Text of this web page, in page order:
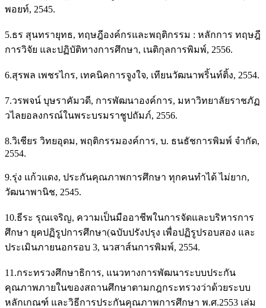
พอยท์, 2545.
5.ธร สุนทรายุทธ, ทฤษฎีองค์กรและพฤติกรรม : หลักการ ทฤษฎี
การวิจัย และปฏิบัติทางการศึกษา, เนติกุลการพิมพ์, 2556.
6.สุรพล เพชรไกร, เทคนิคการจูงใจ, เทียนวัฒนาพริ้นท์ติ้ง, 2554.
7.วรพจน์ บุษราคัมวดี, การพัฒนาองค์การ, มหาวิทยาลัยราชภัฏ
วไลยอลงกรณ์ในพระบรมราชูปถัมภ์, 2556.
8.วิเชียร วิทยอุดม, พฤติกรรมองค์การ, บ. ธนธัชการพิมพ์ จำกัด,
2554.
9.รุ่ง แก้วแดง, ประกันคุณภาพการศึกษา ทุกคนทำได้ ไม่ยาก,
วัฒนาพานิช, 2545.
10.ธีระ รุณเจริญ, ความเป็นมืออาชีพในการจัดและบริหารการ
ศึกษา ยุคปฏิรูปการศึกษา(ฉบับปรังปรุง เพื่อปฏิรูปรอบสอง และ
ประเมินภายนอกรอบ 3, นวสาส์นการพิมพ์, 2554.
11.กระทรวงศึกษาธิการ, แนวทางการพัฒนาระบบประกัน
คุณภาพภายในของสถานศึกษาตามกฎกระทรวงว่าด้วยระบบ
หลักเกณฑ์ และวิธีการประกันคุณภาพการศึกษา พ.ศ.2553 เล่ม